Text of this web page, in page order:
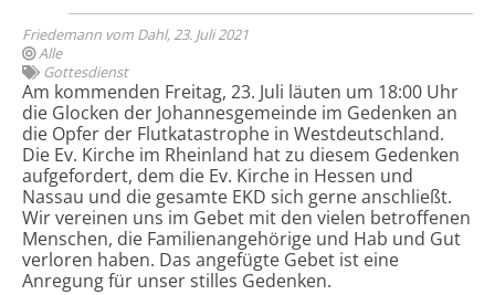
Friedemann vom Dahl, 23. Juli 2021
Alle
Gottesdienst
Am kommenden Freitag, 23. Juli läuten um 18:00 Uhr
die Glocken der Johannesgemeinde im Gedenken an
die Opfer der Flutkatastrophe in Westdeutschland.
Die Ev. Kirche im Rheinland hat zu diesem Gedenken
aufgefordert, dem die Ev. Kirche in Hessen und
Nassau und die gesamte EKD sich gerne anschließt.
Wir vereinen uns im Gebet mit den vielen betroffenen
Menschen, die Familienangehörige und Hab und Gut
verloren haben. Das angefügte Gebet ist eine
Anregung für unser stilles Gedenken.